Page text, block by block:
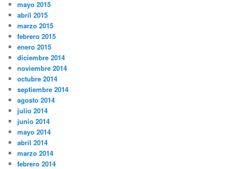
mayo 2015
abril 2015
marzo 2015
febrero 2015
enero 2015
diciembre 2014
noviembre 2014
octubre 2014
septiembre 2014
agosto 2014
julio 2014
junio 2014
mayo 2014
abril 2014
marzo 2014
febrero 2014